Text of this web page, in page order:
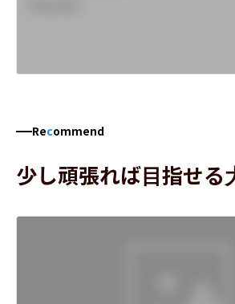
Recommend
少し頑張れば目指せる